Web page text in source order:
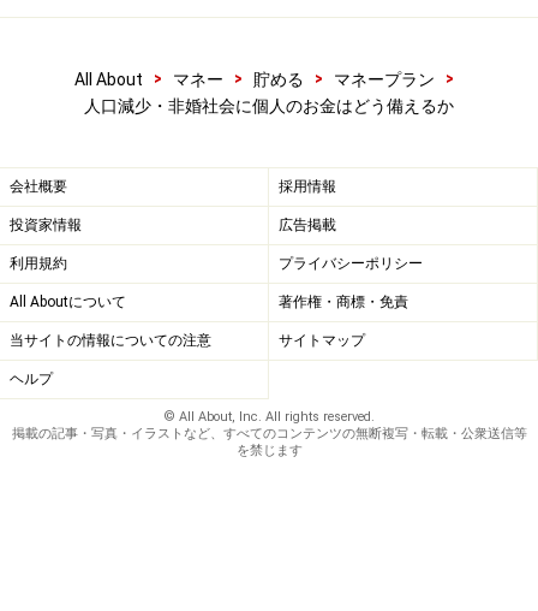
All About > マネー > 貯める > マネープラン
>
人口減少・非婚社会に個人のお金はどう備えるか
会社概要 採用情報
投資家情報 広告掲載
利用規約 プライバシーポリシー
All Aboutについて 著作権・商標・免責
当サイトの情報についての注意 サイトマップ
ヘルプ
© All About, Inc. All rights reserved.
掲載の記事・写真・イラストなど、すべてのコンテンツの無断複写・転載・公衆送信等
を禁じます